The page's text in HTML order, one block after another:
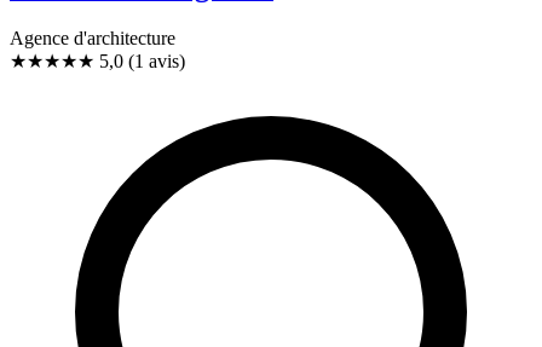
Agence d'architecture
★★★★★ 5,0 (1 avis)